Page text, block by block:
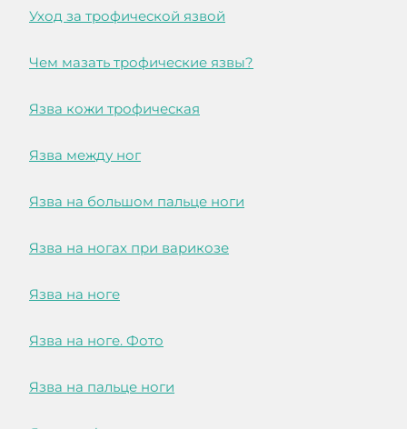
Уход за трофической язвой
Чем мазать трофические язвы?
Язва кожи трофическая
Язва между ног
Язва на большом пальце ноги
Язва на ногах при варикозе
Язва на ноге
Язва на ноге. Фото
Язва на пальце ноги